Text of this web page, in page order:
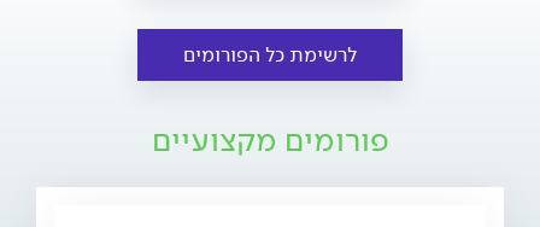
לרשימת כל הפורומים
פורומים מקצועיים